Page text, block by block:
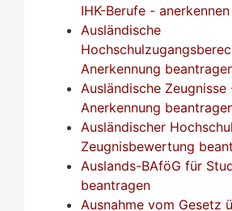
IHK-Berufe -
Ausländische
Anerkennung
Ausländische Zeugnisse
Anerkennung
Ausländischer
Zeugnisbewertung
Auslands-BAföG für
beantragen
Ausnahme vom Gesetz